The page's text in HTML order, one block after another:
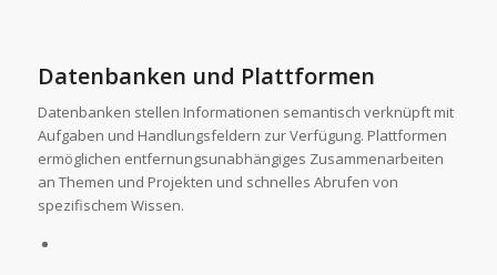
Datenbanken und Plattformen
Datenbanken stellen Informationen semantisch verknüpft mit
Aufgaben und Handlungsfeldern zur Verfügung. Plattformen
ermöglichen entfernungsunabhängiges Zusammenarbeiten
an Themen und Projekten und schnelles Abrufen von
spezifischem Wissen.